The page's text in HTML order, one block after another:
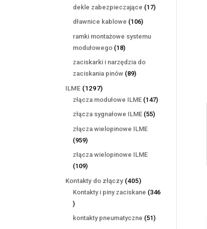
produktów
dekle zabezpieczające 1717
dławnice kablowe 106106
ramki montażowe systemu
modułowego 1818
produktów
zaciskarki i narzędzia do
zaciskania pinów 8989
ILME 12971297
produktów
złącza modułowe ILME 147147
złącza sygnałowe ILME 5555
złącza wielopinowe ILME
959959
produktów
złącza wielopinowe ILME
109109
produktów
Kontakty do złączy 405405
produktów
Kontakty i piny zaciskane 346
346
produktów
kontakty pneumatyczne 5151